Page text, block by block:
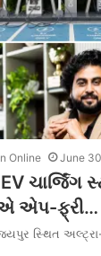
Online June
ચાર્જિંગ
એપ-ફ્રી…
સ્થિત અલ્ટ્રા-